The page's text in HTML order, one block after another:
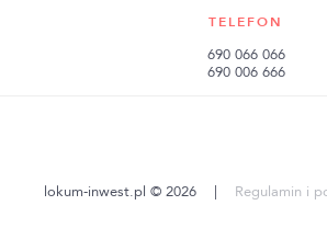
TELEFON
690 066 066
690 006 666
lokum-inwest.pl © 2026 | Regulamin i